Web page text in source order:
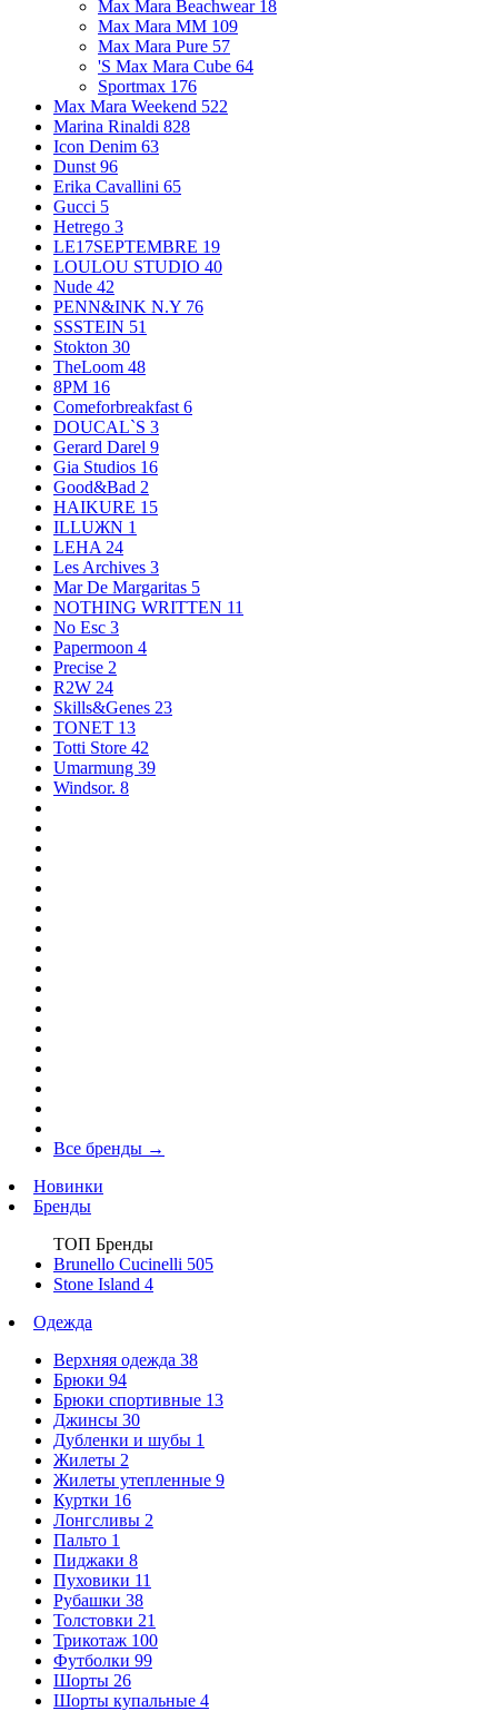
Max Mara Beachwear 18
Max Mara MM 109
Max Mara Pure 57
'S Max Mara Cube 64
Sportmax 176
Max Mara Weekend 522
Marina Rinaldi 828
Icon Denim 63
Dunst 96
Erika Cavallini 65
Gucci 5
Hetrego 3
LE17SEPTEMBRE 19
LOULOU STUDIO 40
Nude 42
PENN&INK N.Y 76
SSSTEIN 51
Stokton 30
TheLoom 48
8PM 16
Comeforbreakfast 6
DOUCAL`S 3
Gerard Darel 9
Gia Studios 16
Good&Bad 2
HAIKURE 15
ILLUЖN 1
LEHA 24
Les Archives 3
Mar De Margaritas 5
NOTHING WRITTEN 11
No Esc 3
Papermoon 4
Precise 2
R2W 24
Skills&Genes 23
TONET 13
Totti Store 42
Umarmung 39
Windsor. 8
Все бренды →
Новинки
Бренды
ТОП Бренды
Brunello Cucinelli 505
Stone Island 4
Одежда
Верхняя одежда 38
Брюки 94
Брюки спортивные 13
Джинсы 30
Дубленки и шубы 1
Жилеты 2
Жилеты утепленные 9
Куртки 16
Лонгсливы 2
Пальто 1
Пиджаки 8
Пуховики 11
Рубашки 38
Толстовки 21
Трикотаж 100
Футболки 99
Шорты 26
Шорты купальные 4